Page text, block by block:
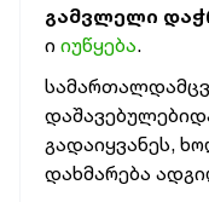
გამვლელი
ი იუწყება.
გადაიყვანეს,
დახმარება